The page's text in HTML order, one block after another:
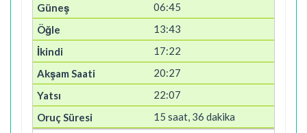
06:45
13:43
17:22
20:27
22:07
15 saat, 36 dakika